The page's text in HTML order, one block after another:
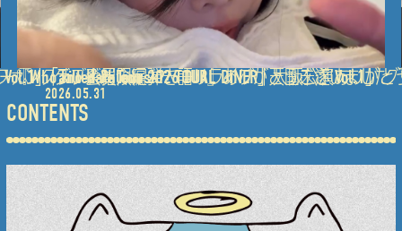
」 グッズ紹介編
『Who killed Paledusk?? TOUR』ありがとうございました
ンクラブ会員限定弾き語りライブ「天国未遂 Vol.1」
「ano Hall Tour 2026 DUAL DINER」大阪公演ありが
2026.05.31
CONTENTS